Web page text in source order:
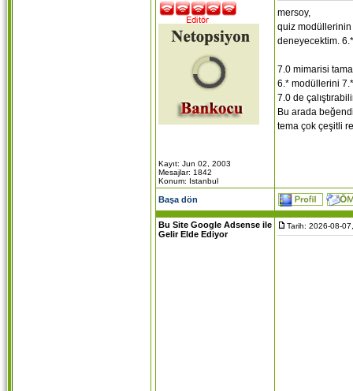
Kayıt: Jun 02, 2003
Mesajlar: 1842
Konum: Istanbul
mersoy,
quiz
deneyecektim.
7.0 mimarisi
6.* modüllerini
7.0 de
Bu arada
tema çok çeşitli
Başa dön
Bu Site Google Adsense ile
Gelir Elde Ediyor
Tarih: 2026-08-